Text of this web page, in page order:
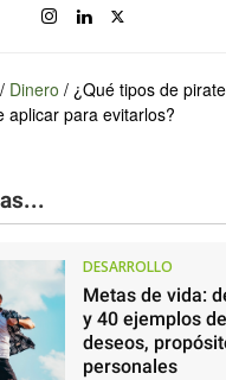
/ Dinero / ¿Qué tipos de
aplicar para evitarlos?
DESARROLLO
Metas de vida:
y 40 ejemplos
deseos,
personales